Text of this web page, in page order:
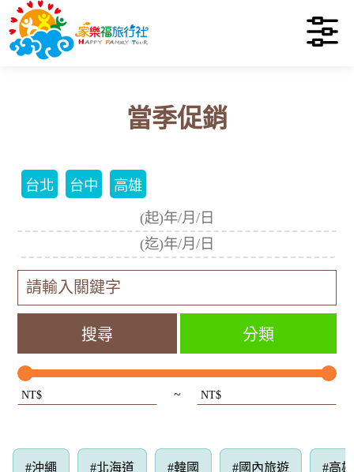
當季促銷
台北 台中 高雄
分類
NT$ ~ NT$
#沖繩 #北海道 #韓國 #國內旅遊 #高